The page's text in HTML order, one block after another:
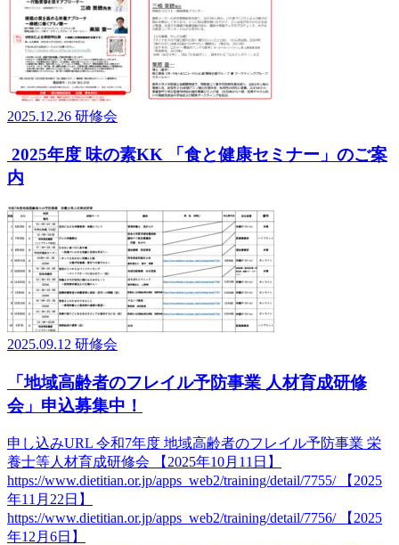
2025.12.26 研修会
2025年度 味の素KK 「食と健康セミナー」のご案
内
2025.09.12 研修会
「地域高齢者のフレイル予防事業 人材育成研修
会」申込募集中！
申し込みURL 令和7年度 地域高齢者のフレイル予防事業 栄
養士等人材育成研修会 【2025年10月11日】
https://www.dietitian.or.jp/apps_web2/training/detail/7755/ 【2025
年11月22日】
https://www.dietitian.or.jp/apps_web2/training/detail/7756/ 【2025
年12月6日】